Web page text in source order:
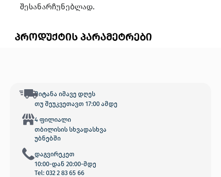
შესანარჩუნებლად.
პროდუქტის პარამეტრები
მიტანა იმავე დღეს
თუ შეუკვეთავთ 17:00 ამდე
4 ფილიალი
თბილისის სხვადასხვა
უბნებში
დაგვირეკეთ
10:00-დან 20:00-მდე
Tel: 032 2 83 65 66